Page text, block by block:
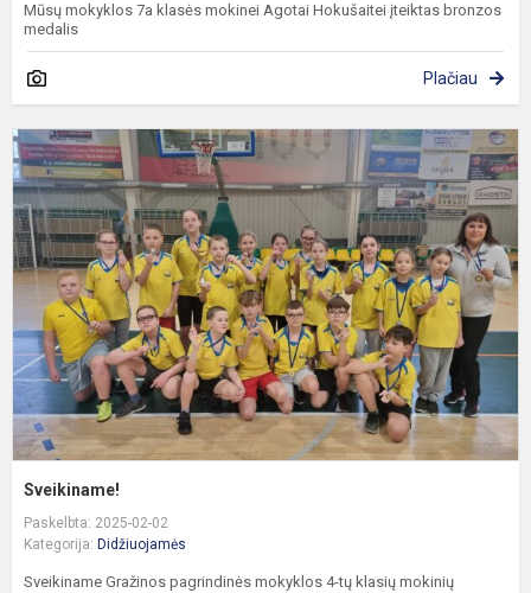
Mūsų mokyklos 7a klasės mokinei Agotai Hokušaitei įteiktas bronzos
medalis
Plačiau
Sveikiname!
Paskelbta: 2025-02-02
Kategorija: Didžiuojamės
Sveikiname Gražinos pagrindinės mokyklos 4-tų klasių mokinių